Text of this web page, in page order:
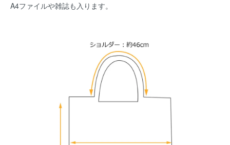
A4ファイルや雑誌も入ります。